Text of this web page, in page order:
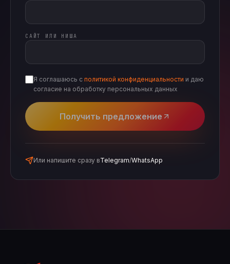
САЙТ ИЛИ НИША
Я соглашаюсь с политикой конфиденциальности и даю
согласие на обработку персональных данных
Получить предложение
Или напишите сразу вTelegram/WhatsApp